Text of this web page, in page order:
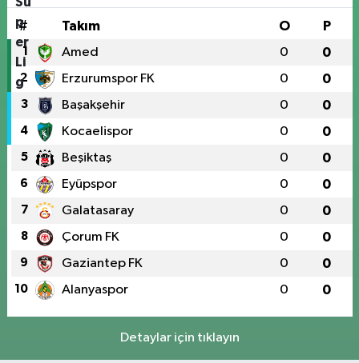
# Takım O P
1 Amed 0 0
2 Erzurumspor FK 0 0
3 Başakşehir 0 0
4 Kocaelispor 0 0
5 Beşiktaş 0 0
6 Eyüpspor 0 0
7 Galatasaray 0 0
8 Çorum FK 0 0
9 Gaziantep FK 0 0
10 Alanyaspor 0 0
Detaylar için tıklayın